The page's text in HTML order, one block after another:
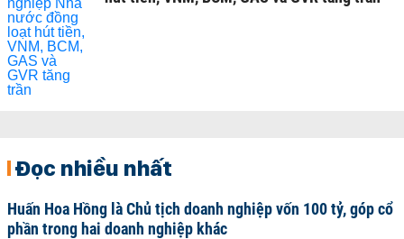
Đọc nhiều nhất
Huấn Hoa Hồng là Chủ tịch doanh nghiệp vốn 100 tỷ, góp cổ
phần trong hai doanh nghiệp khác